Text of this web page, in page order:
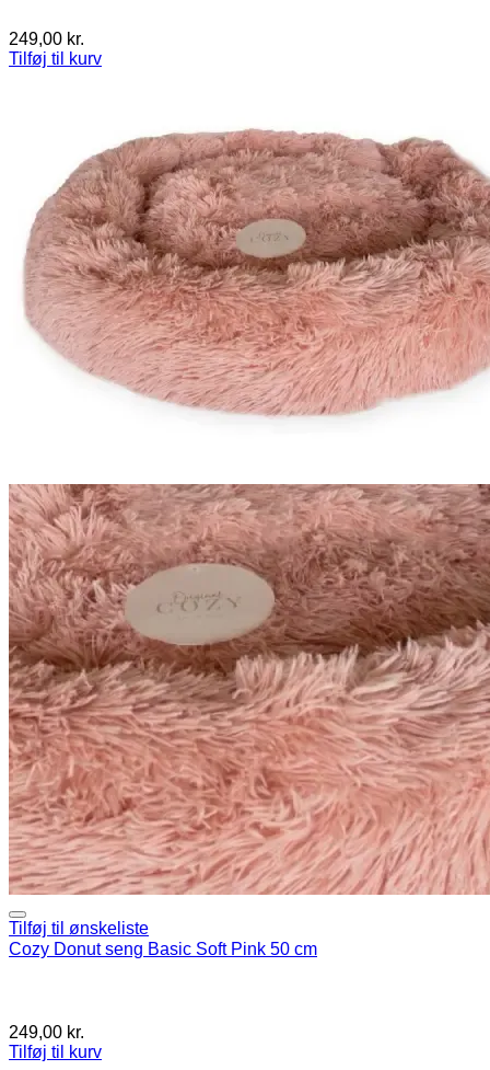
249,00 kr.
Tilføj til kurv
Tilføj til ønskeliste
Cozy Donut seng Basic Soft Pink 50 cm
249,00 kr.
Tilføj til kurv